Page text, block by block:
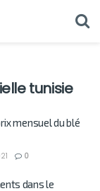
tunisie
mensuel du blé
0
dans le